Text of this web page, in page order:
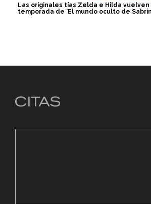
Las originales tías Zelda e Hilda vuelven
temporada de ‘El mundo oculto de